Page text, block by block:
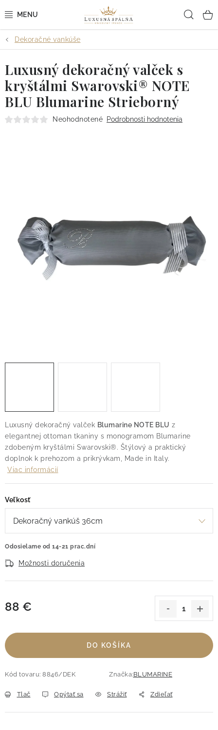
na
POSTEĽNÉ OBLIEČKY
POSTEĽNÉ PLACHTY
PREHOZY A PAPLÓNY
VANKÚŠE A OBLIEČKY
O nás Blog Doprava
Kontakt
Obchodné podmienky
Podmienky ochrany osobných údajov
Reklamačný poriadok
Vrátenie tovaru
Dekoračné vankúše
Luxusný dekoračný valček Blumarine NOTE BLU z
elegantnej ottoman tkaniny s monogramom Blumarine
zdobeným kryštálmi Swarovski®. Štýlový a praktický
doplnok k prehozom a prikrývkam, Made in Italy.
Viac informácií
Veľkosť
Odosielame od 14-21 prac.dní
Možnosti doručenia
88 €
DO KOŠÍKA
Kód tovaru: 8846/DEK Značka:BLUMARINE
Tlač Opýtať sa Strážiť Zdieľať
Luxusný dekoračný valček s
kryštálmi Swarovski® NOTE
BLU Blumarine Strieborný
Neohodnotené Podrobnosti hodnotenia